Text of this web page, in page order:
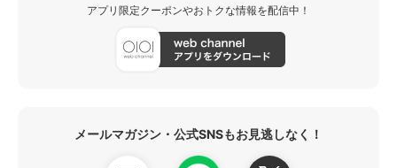
アプリ限定クーポンやおトクな情報を配信中！
メールマガジン・公式SNSもお見逃しなく！